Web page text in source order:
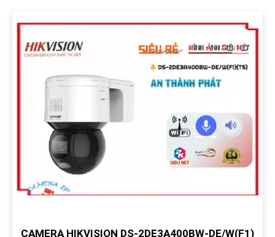
CAMERA HIKVISION DS-2DE3A400BW-DE/W(F1)